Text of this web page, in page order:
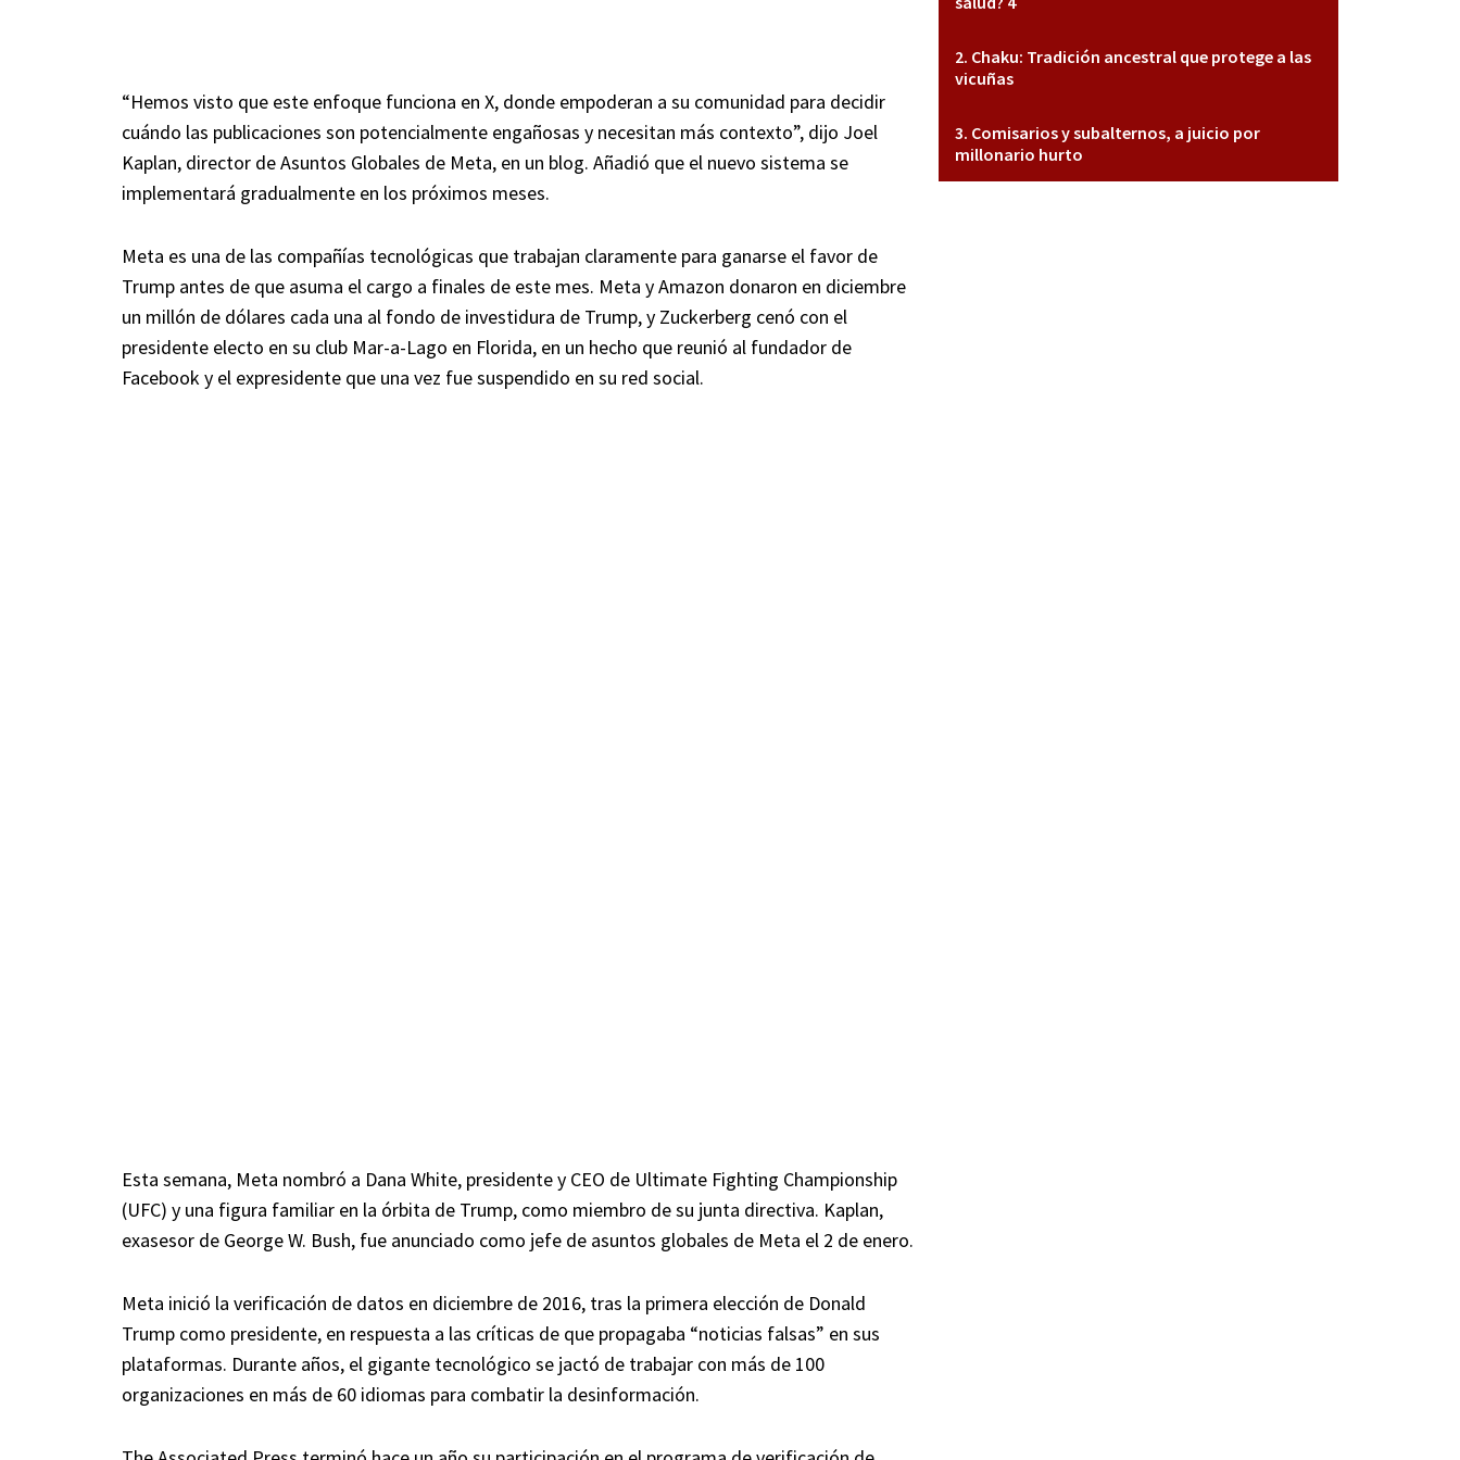
“Hemos visto que este enfoque funciona en X, donde empoderan a su comunidad para decidir
cuándo las publicaciones son potencialmente engañosas y necesitan más contexto”, dijo Joel
Kaplan, director de Asuntos Globales de Meta, en un blog. Añadió que el nuevo sistema se
implementará gradualmente en los próximos meses.
Meta es una de las compañías tecnológicas que trabajan claramente para ganarse el favor de
Trump antes de que asuma el cargo a finales de este mes. Meta y Amazon donaron en diciembre
un millón de dólares cada una al fondo de investidura de Trump, y Zuckerberg cenó con el
presidente electo en su club Mar-a-Lago en Florida, en un hecho que reunió al fundador de
Facebook y el expresidente que una vez fue suspendido en su red social.
Esta semana, Meta nombró a Dana White, presidente y CEO de Ultimate Fighting Championship
(UFC) y una figura familiar en la órbita de Trump, como miembro de su junta directiva. Kaplan,
exasesor de George W. Bush, fue anunciado como jefe de asuntos globales de Meta el 2 de enero.
Meta inició la verificación de datos en diciembre de 2016, tras la primera elección de Donald
Trump como presidente, en respuesta a las críticas de que propagaba “noticias falsas” en sus
plataformas. Durante años, el gigante tecnológico se jactó de trabajar con más de 100
organizaciones en más de 60 idiomas para combatir la desinformación.
Chaku: Tradición ancestral que protege a las
vicuñas
Comisarios y subalternos, a juicio por
millonario hurto